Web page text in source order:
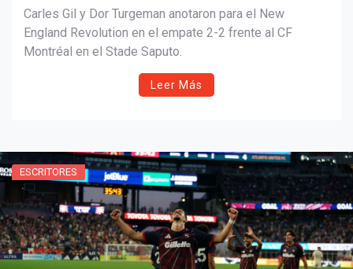
EN MONTREAL.
Carles Gil y Dor Turgeman anotaron para el New
England Revolution en el empate 2-2 frente al CF
Montréal en el Stade Saputo.
Leer Más
ESCRITORES